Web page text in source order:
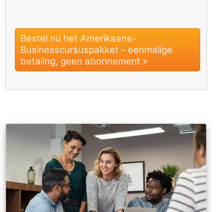
Bestel nu het Amerikaans-
Businesscursuspakket – eenmalige
betaling, geen abonnement »